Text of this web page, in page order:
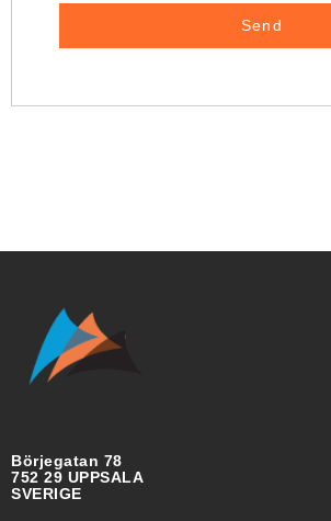
Börjegatan 78
752 29 UPPSALA
SVERIGE